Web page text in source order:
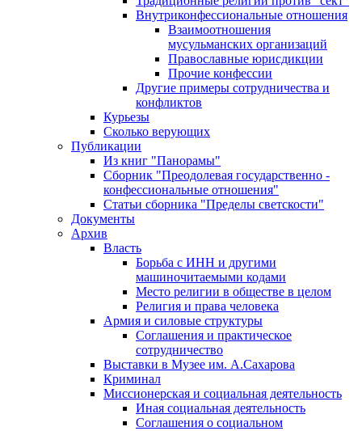
Внутриконфессиональные отношения
Взаимоотношения
мусульманских организаций
Православные юрисдикции
Прочие конфессии
Другие примеры сотрудничества и
конфликтов
Курьезы
Сколько верующих
Публикации
Из книг "Панорамы"
Сборник "Преодолевая государственно -
конфессиональные отношения"
Статьи сборника "Пределы светскости"
Документы
Архив
Власть
Борьба с ИНН и другими
машиночитаемыми кодами
Место религии в обществе в целом
Религия и права человека
Армия и силовые структуры
Соглашения и практическое
сотрудничество
Выставки в Музее им. А.Сахарова
Криминал
Миссионерская и социальная деятельность
Иная социальная деятельность
Соглашения о социальном